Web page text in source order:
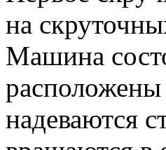
на
Машина
надеваются